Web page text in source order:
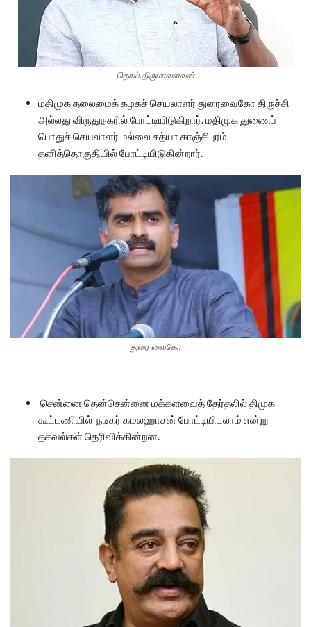
தொல்.திருமாவளவன்
மதிமுக தலைமைக் கழகச் செயலாளர் துரைவைகோ திருச்சி
அல்லது விருதுநகரில் போட்டியிடுகிறார். மதிமுக துணைப்
பொதுச் செயலாளர் மல்லை சத்யா காஞ்சிபுரம்
தனித்தொகுதியில் போட்டியிடுகின்றார்.
துரை வைகோ
சென்னை தென்சென்னை மக்களவைத் தேர்தலில் திமுக
கூட்டணியில் நடிகர் கமலஹாசன் போட்டியிடலாம் என்று
தகவல்கள் தெரிவிக்கின்றன.